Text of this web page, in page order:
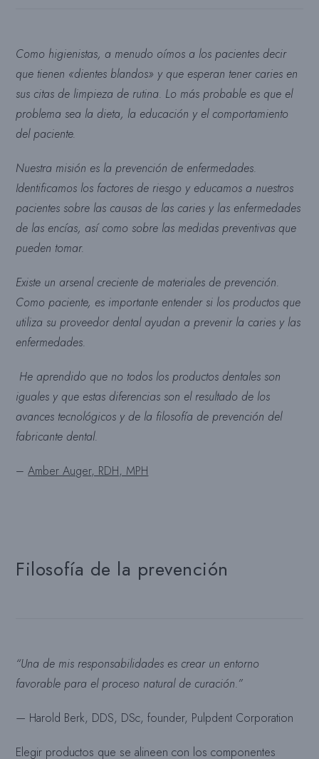
Como higienistas, a menudo oímos a los pacientes decir
que tienen «dientes blandos» y que esperan tener caries en
sus citas de limpieza de rutina. Lo más probable es que el
problema sea la dieta, la educación y el comportamiento
del paciente.
Nuestra misión es la prevención de enfermedades.
Identificamos los factores de riesgo y educamos a nuestros
pacientes sobre las causas de las caries y las enfermedades
de las encías, así como sobre las medidas preventivas que
pueden tomar.
Existe un arsenal creciente de materiales de prevención.
Como paciente, es importante entender si los productos que
utiliza su proveedor dental ayudan a prevenir la caries y las
enfermedades.
He aprendido que no todos los productos dentales son
iguales y que estas diferencias son el resultado de los
avances tecnológicos y de la filosofía de prevención del
fabricante dental.
–Amber Auger, RDH, MPH
Filosofía de la prevención
“Una de mis responsabilidades es crear un entorno
favorable para el proceso natural de curación.”
— Harold Berk, DDS, DSc, founder, Pulpdent Corporation
Elegir productos que se alineen con los componentes